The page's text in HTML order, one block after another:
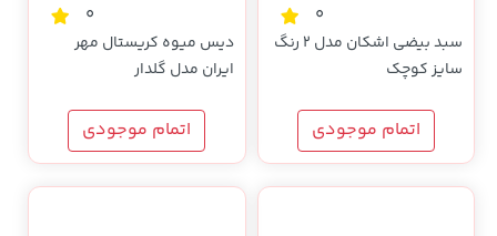
0
سبد بیضی اشکان مدل 2 رنگ
سایز کوچک
اتمام موجودی
0
دیس میوه کریستال مهر
ایران مدل گلدار
اتمام موجودی